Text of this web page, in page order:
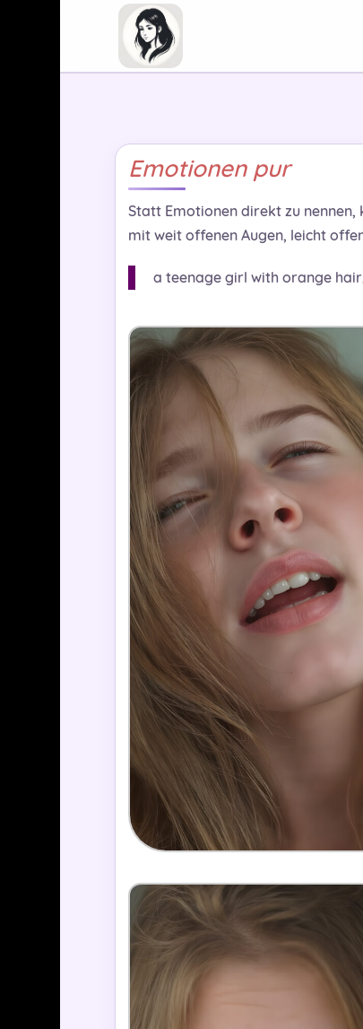
Emotionen pur
Statt Emotionen direkt zu
mit weit offenen Augen, leicht
a teenage girl with orange